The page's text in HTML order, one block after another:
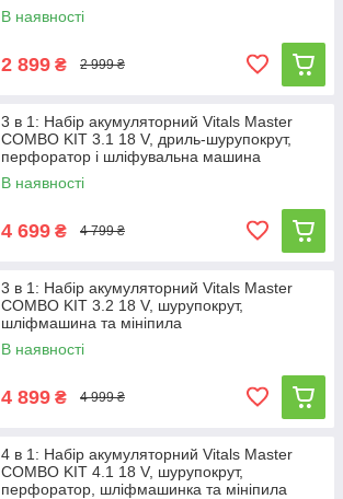
В наявності
2 899 ₴ 2 999 ₴
3 в 1: Набір акумуляторний Vitals Master
COMBO KIT 3.1 18 V, дриль-шурупокрут,
перфоратор і шліфувальна машина
В наявності
4 699 ₴ 4 799 ₴
3 в 1: Набір акумуляторний Vitals Master
COMBO KIT 3.2 18 V, шурупокрут,
шліфмашина та мініпила
В наявності
4 899 ₴ 4 999 ₴
4 в 1: Набір акумуляторний Vitals Master
COMBO KIT 4.1 18 V, шурупокрут,
перфоратор, шліфмашинка та мініпила